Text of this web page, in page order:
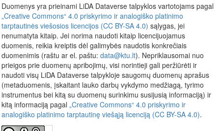
Duomenys yra prieinami LiDA Dataverse talpyklos vartotojams pagal
„Creative Commons“ 4.0 priskyrimo ir analogiško platinimo
tarptautinės viešosios licencijos (CC BY-SA 4.0) sąlygas, jei
nenumatyta kitaip. Jei norima naudoti kitaip licencijuojamus
duomenis, reikia kreiptis dėl galimybės naudotis konkrečiais
duomenimis (raštu ar el. paštu: data@ktu.lt). Nepriklausomai nuo
prieigos prie duomenų apribojimų, visi norintieji gali peržiūrėti ir
naudoti visų LiDA Dataverse talpykloje saugomų duomenų aprašus
(metaduomenis, įskaitant lauko darbų vykdymo medžiagą, tyrimo
instrumentus bei kitą su duomenų surinkimu susijusią informaciją) ir
kitą informaciją pagal „Creative Commons“ 4.0 priskyrimo ir
analogiško platinimo tarptautinę viešąją licenciją (CC BY-SA 4.0).